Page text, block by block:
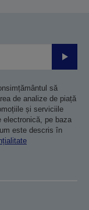
să
de analize de piață
și serviciile
electronică, pe baza
este descris în